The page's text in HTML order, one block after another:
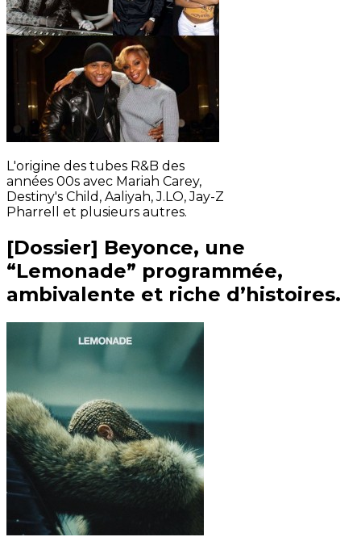
L'origine des tubes R&B des
années 00s avec Mariah Carey,
Destiny's Child, Aaliyah, J.LO, Jay-Z
Pharrell et plusieurs autres.
[Dossier] Beyonce, une
“Lemonade” programmée,
ambivalente et riche d’histoires.